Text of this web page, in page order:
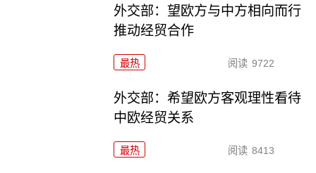
外交部：望欧方与中方相向而行
推动经贸合作
最热 阅读 9722
外交部：希望欧方客观理性看待
中欧经贸关系
最热 阅读 8413